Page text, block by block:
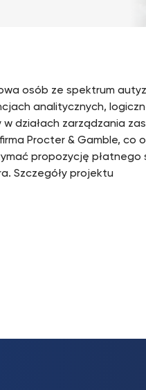
osób ze spektrum
analitycznych,
działach zarządzania
Procter & Gamble, co
propozycję płatnego
Szczegóły projektu